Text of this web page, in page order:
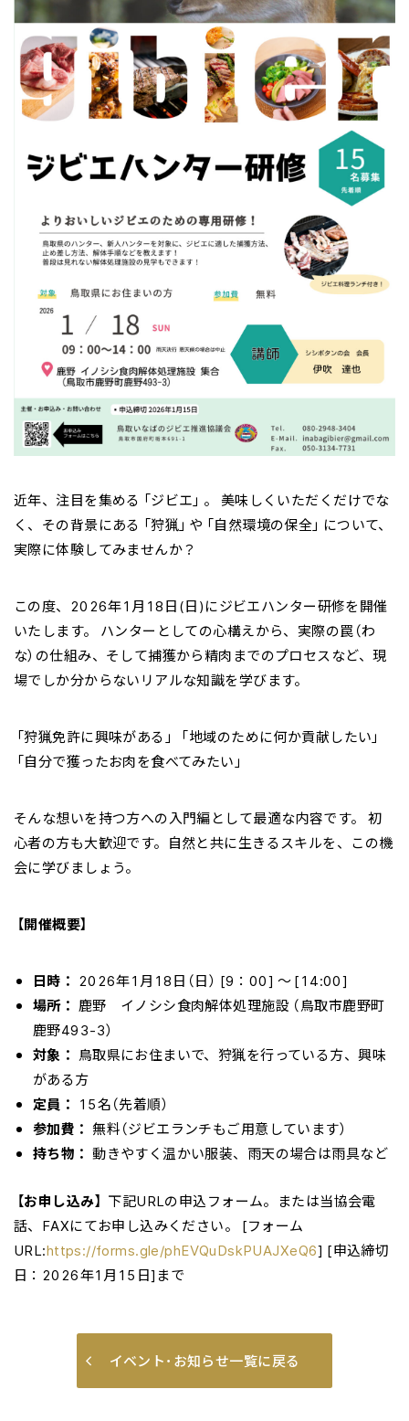
近年、注目を集める「ジビエ」。 美味しくいただくだけでな
く、その背景にある「狩猟」や「自然環境の保全」について、
実際に体験してみませんか？
この度、2026年1月18日(日)にジビエハンター研修を開催
いたします。 ハンターとしての心構えから、実際の罠（わ
な）の仕組み、そして捕獲から精肉までのプロセスなど、現
場でしか分からないリアルな知識を学びます。
「狩猟免許に興味がある」 「地域のために何か貢献したい」
「自分で獲ったお肉を食べてみたい」
そんな想いを持つ方への入門編として最適な内容です。 初
心者の方も大歓迎です。自然と共に生きるスキルを、この機
会に学びましょう。
【開催概要】
日時： 2026年1月18日（日） [9：00] 〜 [14:00]
場所： 鹿野 イノシシ食肉解体処理施設 （鳥取市鹿野町
鹿野493-3）
対象： 鳥取県にお住まいで、狩猟を行っている方、興味
がある方
定員： 15名（先着順）
参加費： 無料（ジビエランチもご用意しています）
持ち物： 動きやすく温かい服装、雨天の場合は雨具など
【お申し込み】 下記URLの申込フォーム。または当協会電
話、FAXにてお申し込みください。 [フォーム
URL:https://forms.gle/phEVQuDskPUAJXeQ6] [申込締切
日：2026年1月15日]まで
イベント･お知らせ一覧に戻る